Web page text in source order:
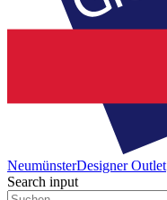
NeumünsterDesigner Outlet
Search input